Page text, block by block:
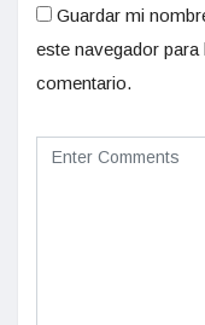
Guardar mi
este navegador
comentario.